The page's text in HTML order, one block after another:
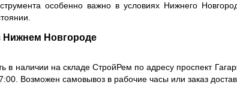
особенно важно в условиях Нижнего
Нижнем Новгороде
в наличии на складе СтройРем по адресу проспект
Возможен самовывоз в рабочие часы или заказ